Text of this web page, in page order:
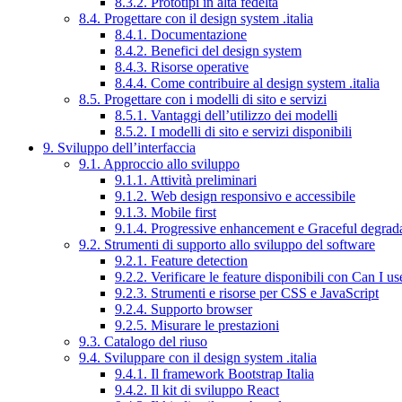
8.4. Progettare con il design system .italia
8.4.1. Documentazione
8.4.2. Benefici del design system
8.4.3. Risorse operative
8.4.4. Come contribuire al design system .italia
8.5. Progettare con i modelli di sito e servizi
8.5.1. Vantaggi dell’utilizzo dei modelli
8.5.2. I modelli di sito e servizi disponibili
9. Sviluppo dell’interfaccia
9.1. Approccio allo sviluppo
9.1.1. Attività preliminari
9.1.2. Web design responsivo e accessibile
9.1.3. Mobile first
9.1.4. Progressive enhancement e Graceful
9.2. Strumenti di supporto allo sviluppo del software
9.2.1. Feature detection
9.2.2. Verificare le feature disponibili con Can I
9.2.3. Strumenti e risorse per CSS e JavaScript
9.2.4. Supporto browser
9.2.5. Misurare le prestazioni
9.3. Catalogo del riuso
9.4. Sviluppare con il design system .italia
9.4.1. Il framework Bootstrap Italia
9.4.2. Il kit di sviluppo React